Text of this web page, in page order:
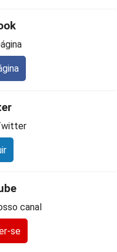
canal
se